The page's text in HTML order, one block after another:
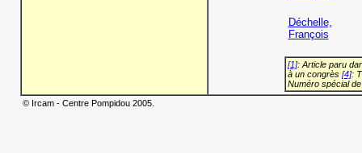
Déchelle,
François
[1]: Article paru
à un congrès [4]:
Numéro spécial
© Ircam - Centre Pompidou 2005.